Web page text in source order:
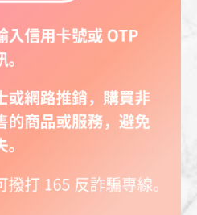
麗餅，展開一場結合日本職人
旅程。
典製作技藝，堅持現點現做，
緻的鮮奶油，到精選水果與特
品質的堅持與對甜點的熱愛。
限定新品，都能帶來令人難忘
福，每一次相聚都值得被珍